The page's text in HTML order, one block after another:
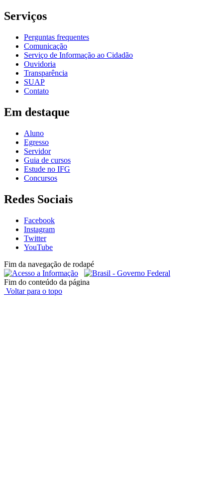
Serviços
Perguntas frequentes
Comunicação
Serviço de Informação ao Cidadão
Ouvidoria
Transparência
SUAP
Contato
Em destaque
Aluno
Egresso
Servidor
Guia de cursos
Estude no IFG
Concursos
Redes Sociais
Facebook
Instagram
Twitter
YouTube
Fim da navegação de rodapé
Fim do conteúdo da página
Voltar para o topo